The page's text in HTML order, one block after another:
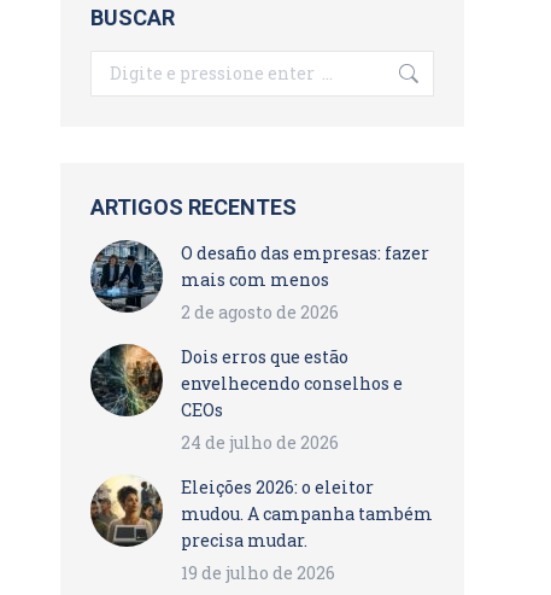
BUSCAR
Search:
ARTIGOS RECENTES
O desafio das empresas: fazer
mais com menos
2 de agosto de 2026
Dois erros que estão
envelhecendo conselhos e
CEOs
24 de julho de 2026
Eleições 2026: o eleitor
mudou. A campanha também
precisa mudar.
19 de julho de 2026